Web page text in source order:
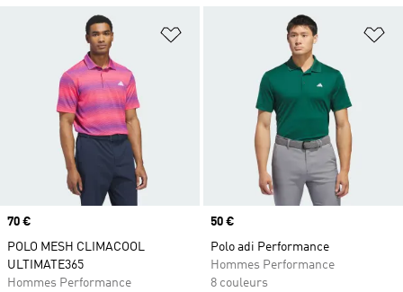
Ajouter à la Liste de produits
Prix
70 €
POLO MESH CLIMACOOL
ULTIMATE365
Hommes Performance
Prix
50 €
Polo adi Performance
Hommes Performance
8 couleurs